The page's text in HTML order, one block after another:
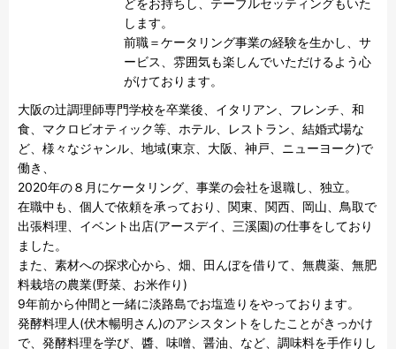
どをお持ちし、テーブルセッティングもいた
します。
前職＝ケータリング事業の経験を生かし、サ
ービス、雰囲気も楽しんでいただけるよう心
大阪の辻調理師専門学校を卒業後、イタリアン、フレンチ、和
食、マクロビオティック等、ホテル、レストラン、結婚式場な
ど、様々なジャンル、地域(東京、大阪、神戸、ニューヨーク)で
働き、
2020年の８月にケータリング、事業の会社を退職し、独立。
在職中も、個人で依頼を承っており、関東、関西、岡山、鳥取で
出張料理、イベント出店(アースデイ、三溪園)の仕事をしており
ました。
また、素材への探求心から、畑、田んぼを借りて、無農薬、無肥
料栽培の農業(野菜、お米作り)
9年前から仲間と一緒に淡路島でお塩造りをやっております。
発酵料理人(伏木暢明さん)のアシスタントをしたことがきっかけ
で、発酵料理を学び、醬、味噌、醤油、など、調味料を手作りし